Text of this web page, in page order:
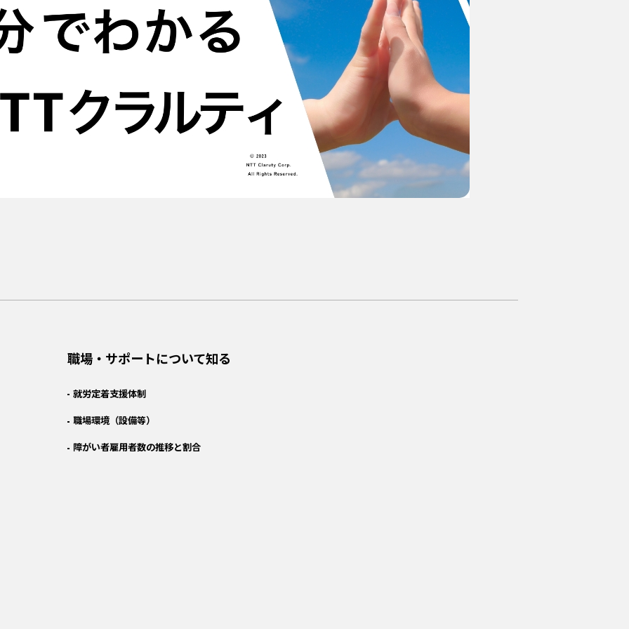
職場・サポートについて知る
就労定着支援体制
職場環境（設備等）
障がい者雇用者数の推移と割合